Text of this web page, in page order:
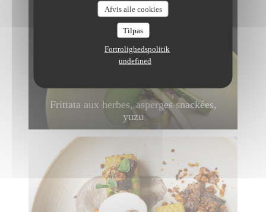
Afvis alle cookies
Tilpas
Fortrolighedspolitik
undefined
Frittata aux herbes, asperges snackées,
yuzu